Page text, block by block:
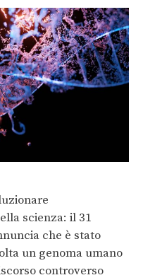
scienza: il 31
che è stato
un genoma umano
controverso